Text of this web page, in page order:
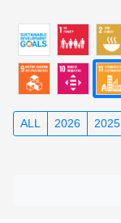
ALL 2026 2025